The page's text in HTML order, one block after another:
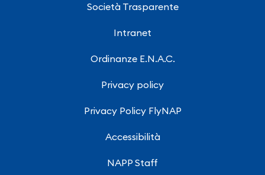
Società Trasparente
Intranet
Ordinanze E.N.A.C.
Privacy policy
Privacy Policy FlyNAP
Accessibilità
NAPP Staff